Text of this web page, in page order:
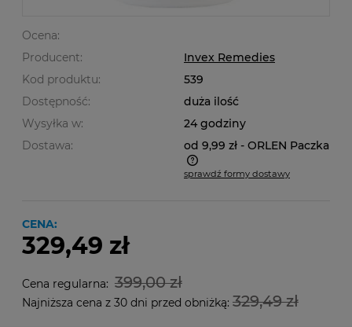
Ocena:
Producent:
Invex Remedies
Kod produktu:
539
Dostępność:
duża ilość
Wysyłka w:
24 godziny
Dostawa:
od 9,99 zł - ORLEN Paczka
Cena nie zawiera ewentualnych kosztów płatności
sprawdź formy dostawy
CENA:
329,49 zł
Cena regularna: 399,00 zł
Najniższa cena z 30 dni przed obniżką: 329,49 zł